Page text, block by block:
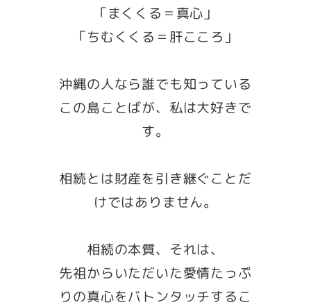
「まくくる＝真心」
「ちむくくる＝肝こころ」
沖縄の人なら誰でも知っている
この島ことばが、私は大好きで
す。
相続とは財産を引き継ぐことだ
けではありません。
相続の本質、それは、
先祖からいただいた愛情たっぷ
りの真心をバトンタッチするこ